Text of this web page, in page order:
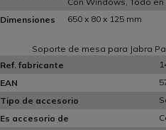
Dimensiones
650 x 80 x 125 mm
Soporte de mesa para Jabra
Ref. fabricante
EAN
Tipo de accesorio
Es accesorio de